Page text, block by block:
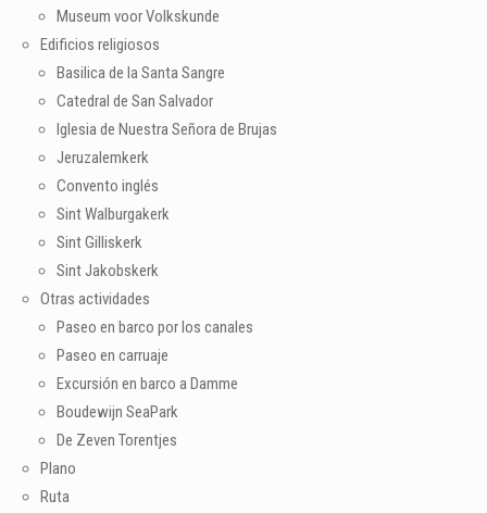
Museum voor Volkskunde
Edificios religiosos
Basilica de la Santa Sangre
Catedral de San Salvador
Iglesia de Nuestra Señora de Brujas
Jeruzalemkerk
Convento inglés
Sint Walburgakerk
Sint Gilliskerk
Sint Jakobskerk
Otras actividades
Paseo en barco por los canales
Paseo en carruaje
Excursión en barco a Damme
Boudewijn SeaPark
De Zeven Torentjes
Plano
Ruta